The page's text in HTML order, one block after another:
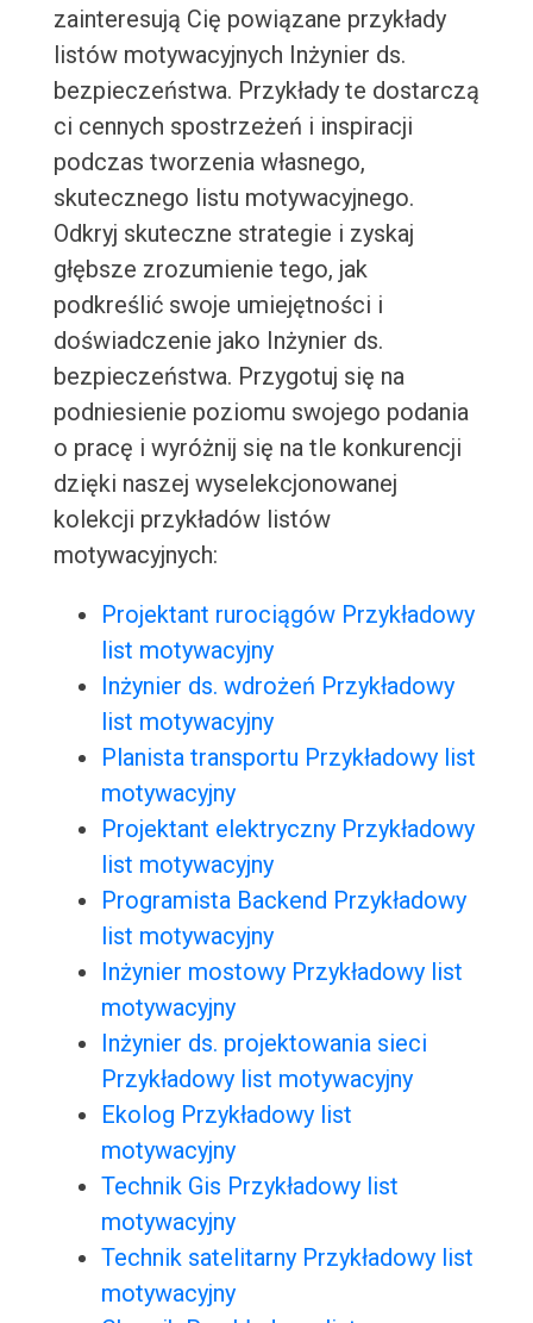
zainteresują Cię powiązane przykłady
listów motywacyjnych Inżynier ds.
bezpieczeństwa. Przykłady te dostarczą
ci cennych spostrzeżeń i inspiracji
podczas tworzenia własnego,
skutecznego listu motywacyjnego.
Odkryj skuteczne strategie i zyskaj
głębsze zrozumienie tego, jak
podkreślić swoje umiejętności i
doświadczenie jako Inżynier ds.
bezpieczeństwa. Przygotuj się na
podniesienie poziomu swojego podania
o pracę i wyróżnij się na tle konkurencji
dzięki naszej wyselekcjonowanej
kolekcji przykładów listów
motywacyjnych:
Projektant rurociągów Przykładowy
list motywacyjny
Inżynier ds. wdrożeń Przykładowy
list motywacyjny
Planista transportu Przykładowy list
motywacyjny
Projektant elektryczny Przykładowy
list motywacyjny
Programista Backend Przykładowy
list motywacyjny
Inżynier mostowy Przykładowy list
motywacyjny
Inżynier ds. projektowania sieci
Przykładowy list motywacyjny
Ekolog Przykładowy list
motywacyjny
Technik Gis Przykładowy list
motywacyjny
Technik satelitarny Przykładowy list
motywacyjny